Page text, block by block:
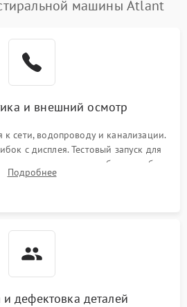
машины Atlant
и внешний осмотр
сети, водопроводу и канализации.
с дисплея. Тестовый запуск для
шумов, протечек или сбоев в работе
модуля управления.
Подробнее
и дефектовка деталей